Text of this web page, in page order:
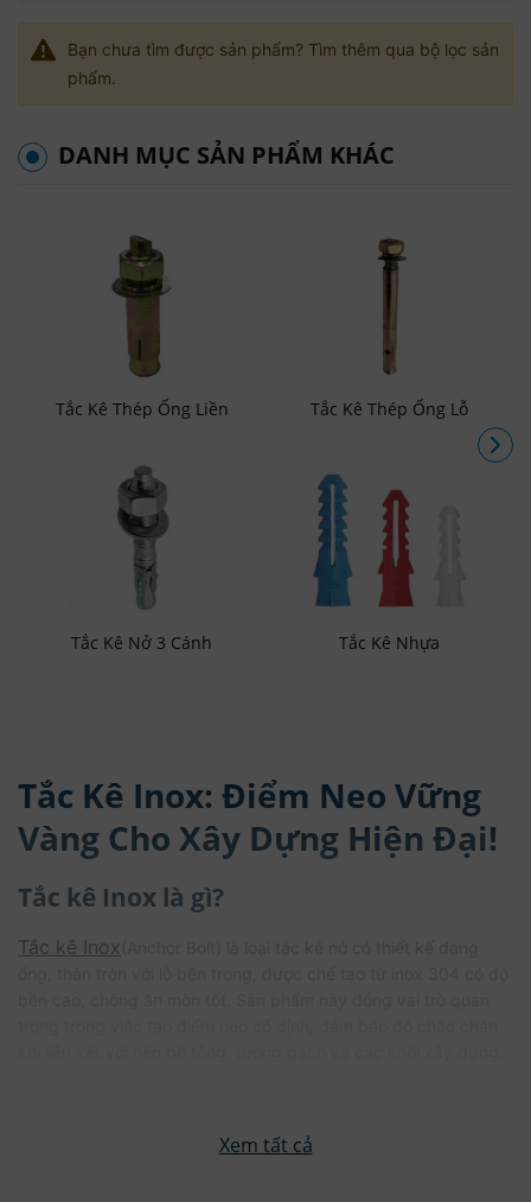
Bạn chưa tìm được sản phẩm? Tìm thêm qua bộ lọc sản
phẩm.
DANH MỤC SẢN PHẨM KHÁC
Tắc Kê Thép Ống Liền Tắc Kê Thép Ống Lỗ
Tắc Kê Nở 3 Cánh Tắc Kê Nhựa
Tắc Kê Inox: Điểm Neo Vững
Vàng Cho Xây Dựng Hiện Đại!
Tắc kê Inox là gì?
Tắc kê Inox